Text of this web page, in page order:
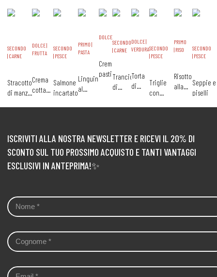
SECONDO
| CARNE
Stracotto
di manzo
DOLCE |
FRUTTA
Crema
cotta
coulis
SECONDO
| PESCE
Salmone
incartato
PRIMO |
PASTA
Linguine
al
aromatico
DOLCE
Crema
pasticcera
SECONDO
| CARNE
Trancio
di
alle
DOLCE |
VERDURA
Torta
di
glassata
SECONDO
| PESCE
Triglie
con
PRIMO
| RISO
Risotto
alla
milanese
SECONDO
| PESCE
Seppie e
piselli
ISCRIVITI ALLA NOSTRA NEWSLETTER E RICEVI IL 20% DI
SCONTO SUL TUO PROSSIMO ACQUISTO E TANTI VANTAGGI
ESCLUSIVI IN ANTEPRIMA!✨